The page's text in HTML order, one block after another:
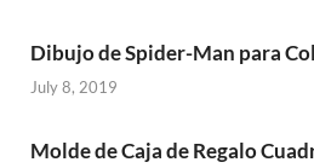
Dibujo de Spider-Man para
July 8, 2019
Molde de Caja de Regalo